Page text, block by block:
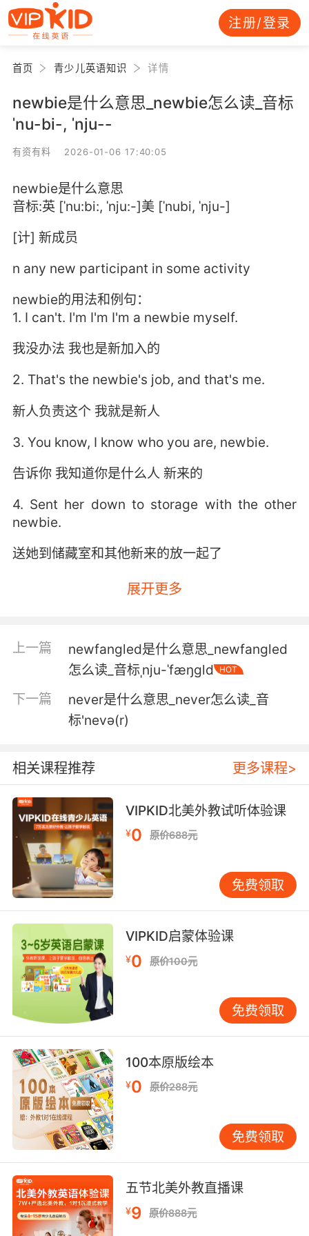
注册/登录
首页 青少儿英语知识 详情
newbie是什么意思_newbie怎么读_音标
ˈnu-bi-, ˈnju--
有资有料 2026-01-06 17:40:05
newbie是什么意思
音标:英 [ˈnu:bi:, ˈnju:-]美 [ˈnubi, ˈnju-]
[计] 新成员
n any new participant in some activity
newbie的用法和例句：
1. I can't. I'm I'm I'm a newbie myself.
我没办法 我也是新加入的
2. That's the newbie's job, and that's me.
新人负责这个 我就是新人
3. You know, I know who you are, newbie.
告诉你 我知道你是什么人 新来的
4. Sent her down to storage with the other
newbie.
送她到储藏室和其他新来的放一起了
5. I give this speech to all the newbies.
6. I thought our newbies would be
transcribing.
我以为新招的人只负责抄录工作而已
7. In three weeks, we're gonna be the
再过三周 我们就成新人了
8. This is very rare for a newbie to beat me in
a competition.
新手能在比赛中战胜我 非常少见
9. Your two newbies and their hot friend.
10. All right, newbie. I like your attitude.
好啊 小菜鸟 我喜欢你的态度
展开更多
上一篇
newfangled是什么意思_newfangled
怎么读_音标ˌnju-ˈfæŋgld
HOT
下一篇
never是什么意思_never怎么读_音
标'nevə(r)
相关课程推荐 更多课程>
VIPKID北美外教试听体验课
¥0 原价688元
免费领取
VIPKID启蒙体验课
¥0 原价100元
免费领取
100本原版绘本
¥0 原价288元
免费领取
五节北美外教直播课
¥9 原价888元